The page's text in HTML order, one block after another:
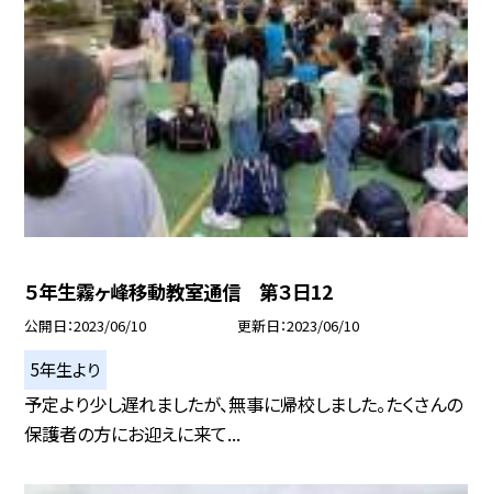
５年生霧ヶ峰移動教室通信 第３日12
公開日 2023/06/10 更新日 2023/06/10
5年生より
予定より少し遅れましたが、無事に帰校しました。たくさんの
保護者の方にお迎えに来て...